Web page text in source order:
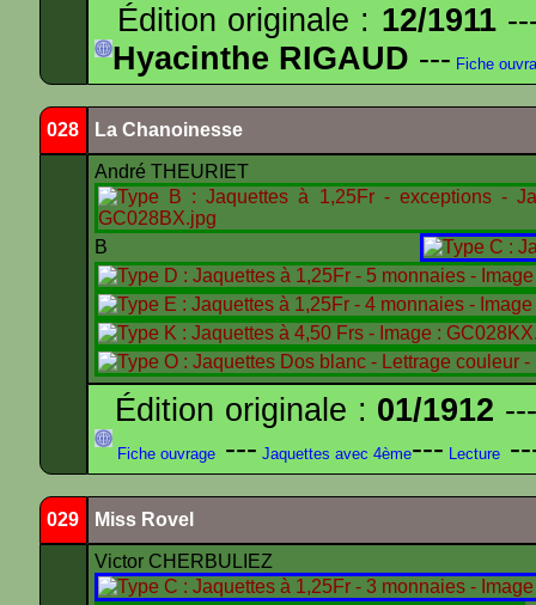
Édition originale : 12/1911
Hyacinthe RIGAUD --- Fiche
028 La Chanoinesse
André THEURIET
B
Édition originale : 01/1912
Fiche ouvrage --- Jaquettes avec 4ème--- Lecture
029 Miss Rovel
Victor CHERBULIEZ